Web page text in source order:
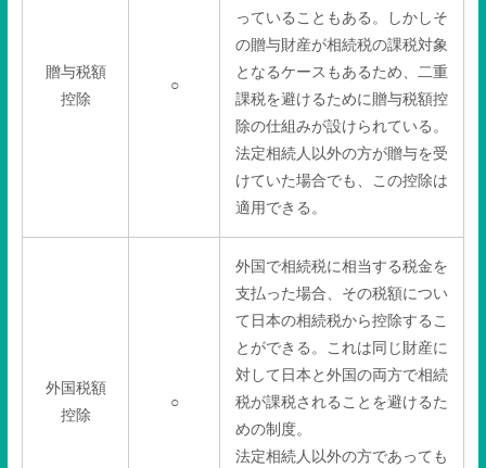
贈与税額
控除
○
っていることもある。しかしそ
の贈与財産が相続税の課税対象
となるケースもあるため、二重
課税を避けるために贈与税額控
除の仕組みが設けられている。
法定相続人以外の方が贈与を受
けていた場合でも、この控除は
適用できる。
外国税額
控除
○
外国で相続税に相当する税金を
支払った場合、その税額につい
て日本の相続税から控除するこ
とができる。これは同じ財産に
対して日本と外国の両方で相続
税が課税されることを避けるた
めの制度。
法定相続人以外の方であっても